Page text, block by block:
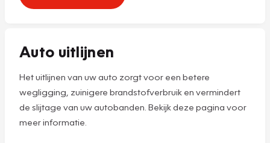
Auto uitlijnen
Het uitlijnen van uw auto zorgt voor een betere
wegligging, zuinigere brandstofverbruik en vermindert
de slijtage van uw autobanden. Bekijk deze pagina voor
meer informatie.